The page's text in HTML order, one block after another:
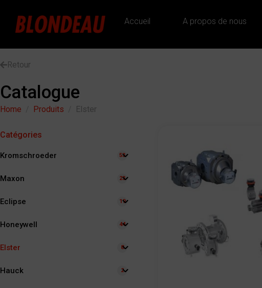
Accueil A propos de nous
Retour
Catalogue
Home Produits Elster
Catégories
Kromschroeder 53
Maxon 23
Eclipse 19
Honeywell 44
Elster 8
Hauck 2